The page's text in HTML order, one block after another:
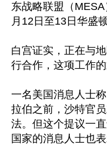
东战略联盟（
月12日至13日华盛
白宫证实，正在与
行合作，这项工作
一名美国消息人士
拉伯之前，沙特官
法。但这个提议一
国家的消息人士也